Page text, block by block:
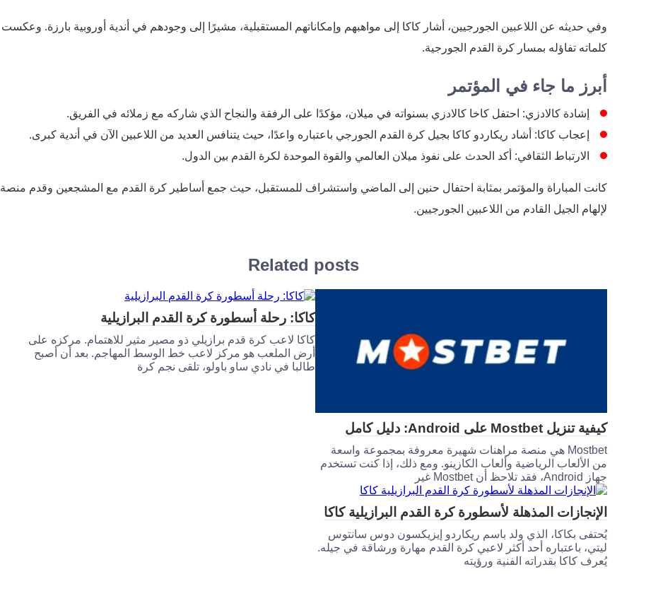
وفي حديثه عن اللاعبين الجورجيين، أشار كاكا إلى مواهبهم وإمكاناتهم المستقبلية، مشيرًا إلى وجودهم في أندية أوروبية بارزة. وعكست
كلماته تفاؤله بمسار كرة القدم الجورجية.
أبرز ما جاء في المؤتمر
إشادة كالادزي: احتفل كاخا كالادزي بسنواته في ميلان، مؤكدًا على الرفقة والنجاح الذي شاركه مع زملائه في الفريق.
إعجاب كاكا: أشاد ريكاردو كاكا بجيل كرة القدم الجورجي باعتباره واعدًا، حيث يتنافس العديد من اللاعبين الآن في أندية كبرى.
الارتباط الثقافي: أكد الحدث على نفوذ ميلان العالمي والقوة الموحدة لكرة القدم بين الدول.
كانت المباراة والمؤتمر بمثابة احتفال حنين إلى الماضي واستشراف للمستقبل، حيث جمع أساطير كرة القدم مع المشجعين وقدم منصة
لإلهام الجيل القادم من اللاعبين الجورجيين.
Related posts
كيفية تنزيل Mostbet على Android: دليل كامل
Mostbet هي منصة مراهنات شهيرة معروفة بمجموعة واسعة
من الألعاب الرياضية وألعاب الكازينو. ومع ذلك، إذا كنت تستخدم
جهاز Android، فقد تلاحظ أن Mostbet غير
كاكا: رحلة أسطورة كرة القدم البرازيلية
كاكا لاعب كرة قدم برازيلي ذو مصير مثير للاهتمام. مركزه على
أرض الملعب هو مركز لاعب خط الوسط المهاجم. بعد أن أصبح
طالبا في نادي ساو باولو، تلقى نجم كرة
الإنجازات المذهلة لأسطورة كرة القدم البرازيلية كاكا
يُحتفى بكاكا، الذي ولد باسم ريكاردو إيزيكسون دوس سانتوس
ليتي، باعتباره أحد أكثر لاعبي كرة القدم مهارة ورشاقة في جيله.
يُعرف كاكا بقدراته الفنية ورؤيته